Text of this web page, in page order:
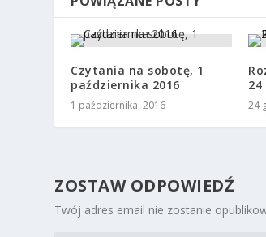
Czytania na sobotę, 1
października 2016
1 października, 2016 24
ZOSTAW ODPOWIEDŹ
Twój adres email nie zostanie